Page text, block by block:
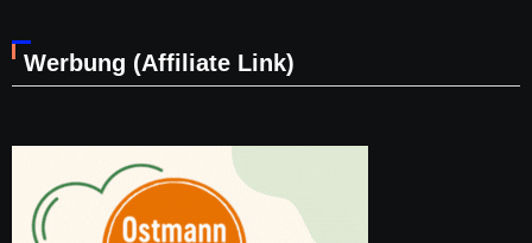
Werbung (Affiliate Link)